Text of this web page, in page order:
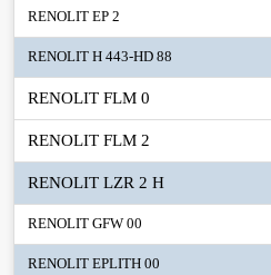
RENOLIT EP 2
RENOLIT H 443-HD 88
RENOLIT FLM 0
RENOLIT FLM 2
RENOLIT LZR 2 H
RENOLIT GFW 00
RENOLIT EPLITH 00